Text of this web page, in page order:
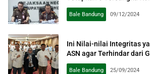
Bale Bandung 09/12/2024
Ini Nilai-nilai Integritas
ASN agar Terhindar dari
Bale Bandung 25/09/2024